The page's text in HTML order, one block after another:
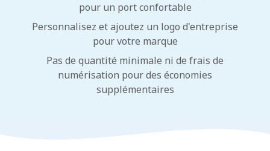
pour un port confortable
Personnalisez et ajoutez un logo d'entreprise
pour votre marque
Pas de quantité minimale ni de frais de
numérisation pour des économies
supplémentaires